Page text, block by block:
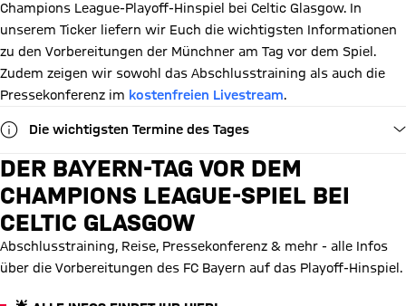
Champions League-Playoff-Hinspiel bei Celtic Glasgow. In
unserem Ticker liefern wir Euch die wichtigsten Informationen
zu den Vorbereitungen der Münchner am Tag vor dem Spiel.
Zudem zeigen wir sowohl das Abschlusstraining als auch die
Pressekonferenz im kostenfreien Livestream.
Die wichtigsten Termine des Tages
DER BAYERN-TAG VOR DEM
CHAMPIONS LEAGUE-SPIEL BEI
CELTIC GLASGOW
Abschlusstraining, Reise, Pressekonferenz & mehr - alle Infos
über die Vorbereitungen des FC Bayern auf das Playoff-Hinspiel.